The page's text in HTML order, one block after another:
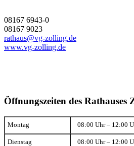
08167 6943-0
08167 9023
rathaus@vg-zolling.de
www.vg-zolling.de
Öffnungszeiten des Rathauses
Montag 08:00 Uhr – 12:00
Dienstag 08:00 Uhr – 12:00